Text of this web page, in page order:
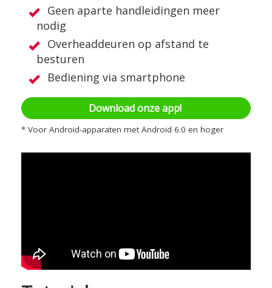
Geen aparte handleidingen meer
nodig
Overheaddeuren op afstand te
besturen
Bediening via smartphone
Download onze app!
* Voor Android-apparaten met Android 6.0 en hoger